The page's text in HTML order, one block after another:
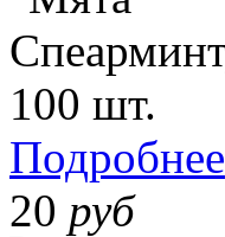
Подробнее
20 руб